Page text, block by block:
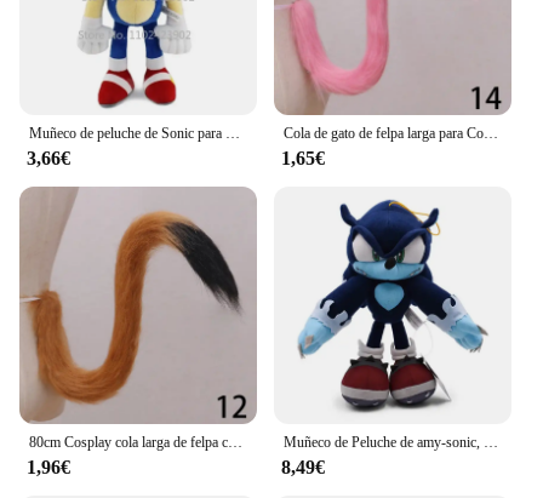
3,66€
Cola de gato de felpa larga para Cosplay, accesorios de disfraz de sirvienta, forma ajustable, simulación de bestia, fiesta, Lolita, zorro, mascarada, 1 unidad
1,65€
1,96€ 8,49€